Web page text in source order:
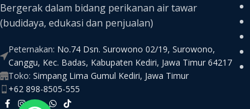
Bergerak dalam bidang perikanan air tawar
(budidaya, edukasi dan penjualan)
Peternakan: No.74 Dsn. Surowono 02/19, Surowono,
Canggu, Kec. Badas, Kabupaten Kediri, Jawa Timur 64217
Toko: Simpang Lima Gumul Kediri, Jawa Timur
+62 898-8505-555